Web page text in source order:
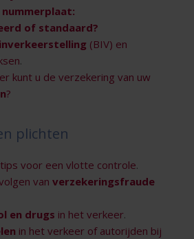
nummerplaat:
of standaard?
(BIV) en
.
kunt u de verzekering van uw
?
plichten
voor een vlotte controle.
van verzekeringsfraude
en drugs in het verkeer.
in het verkeer of autorijden bij